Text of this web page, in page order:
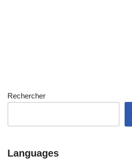
Rechercher
Languages